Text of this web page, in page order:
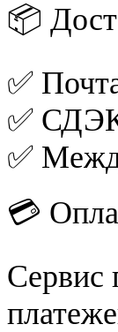
📦
✅
✅
✅
💳
Сервис